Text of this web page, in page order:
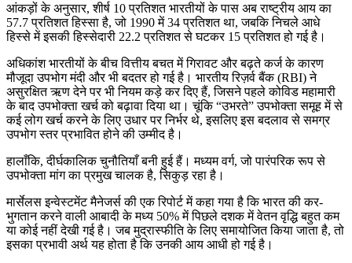
आंकड़ों के अनुसार, शीर्ष 10 प्रतिशत भारतीयों के पास अब राष्ट्रीय आय का
57.7 प्रतिशत हिस्सा है, जो 1990 में 34 प्रतिशत था, जबकि निचले आधे
हिस्से में इसकी हिस्सेदारी 22.2 प्रतिशत से घटकर 15 प्रतिशत हो गई है।
अधिकांश भारतीयों के बीच वित्तीय बचत में गिरावट और बढ़ते कर्ज के कारण
मौजूदा उपभोग मंदी और भी बदतर हो गई है। भारतीय रिज़र्व बैंक (RBI) ने
असुरक्षित ऋण देने पर भी नियम कड़े कर दिए हैं, जिसने पहले कोविड महामारी
के बाद उपभोक्ता खर्च को बढ़ावा दिया था। चूंकि “उभरते” उपभोक्ता समूह में से
कई लोग खर्च करने के लिए उधार पर निर्भर थे, इसलिए इस बदलाव से समग्र
उपभोग स्तर प्रभावित होने की उम्मीद है।
हालाँकि, दीर्घकालिक चुनौतियाँ बनी हुई हैं। मध्यम वर्ग, जो पारंपरिक रूप से
उपभोक्ता मांग का प्रमुख चालक है, सिकुड़ रहा है।
मार्सेलस इन्वेस्टमेंट मैनेजर्स की एक रिपोर्ट में कहा गया है कि भारत की कर-
भुगतान करने वाली आबादी के मध्य 50% में पिछले दशक में वेतन वृद्धि बहुत कम
या कोई नहीं देखी गई है। जब मुद्रास्फीति के लिए समायोजित किया जाता है, तो
इसका प्रभावी अर्थ यह होता है कि उनकी आय आधी हो गई है।